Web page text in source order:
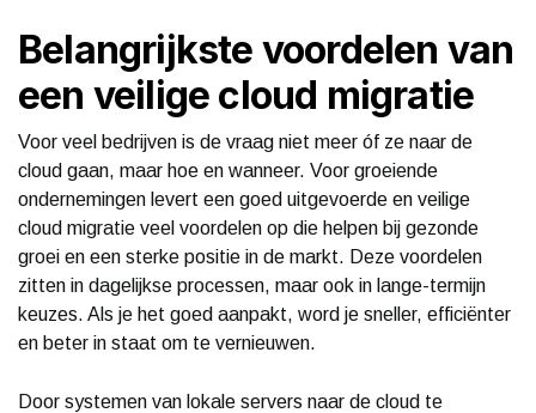
Belangrijkste voordelen van
een veilige cloud migratie
Voor veel bedrijven is de vraag niet meer óf ze naar de
cloud gaan, maar hoe en wanneer. Voor groeiende
ondernemingen levert een goed uitgevoerde en veilige
cloud migratie veel voordelen op die helpen bij gezonde
groei en een sterke positie in de markt. Deze voordelen
zitten in dagelijkse processen, maar ook in lange-termijn
keuzes. Als je het goed aanpakt, word je sneller, efficiënter
en beter in staat om te vernieuwen.
Door systemen van lokale servers naar de cloud te